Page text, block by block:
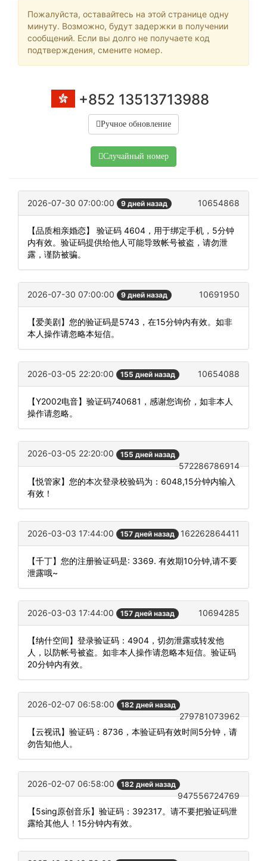
Пожалуйста, оставайтесь на этой странице одну
минуту. Возможно, будут задержки в получении
сообщений. Если вы долго не получаете код
подтверждения, смените номер.
+852 13513713988
Ручное обновление
Случайный номер
2026-07-30 07:00:00 9 дней назад 10654868
【品质相亲婚恋】 验证码 4604，用于绑定手机，5分钟
内有效。验证码提供给他人可能导致帐号被盗，请勿泄
露，谨防被骗。
2026-07-30 07:00:00 9 дней назад 10691950
【爱美剧】您的验证码是5743，在15分钟内有效。如非
本人操作请忽略本短信。
2026-03-05 22:20:00 155 дней назад 10654088
【Y2002电音】验证码740681，感谢您询价，如非本人
操作请忽略。
2026-03-05 22:20:00 155 дней назад
572286786914
【悦管家】您的本次登录校验码为：6048,15分钟内输入
有效！
2026-03-03 17:44:00 157 дней назад 162262864411
【千丁】您的注册验证码是: 3369. 有效期10分钟,请不要
泄露哦~
2026-03-03 17:44:00 157 дней назад 10694285
【纳什空间】登录验证码：4904，切勿泄露或转发他
人，以防帐号被盗。如非本人操作请忽略本短信。验证码
20分钟内有效。
2026-02-07 06:58:00 182 дней назад
279781073962
【云视讯】验证码：8736，本验证码有效时间5分钟，请
勿告知他人。
2026-02-07 06:58:00 182 дней назад
947556724769
【5sing原创音乐】验证码：392317。请不要把验证码泄
露给其他人！15分钟内有效。